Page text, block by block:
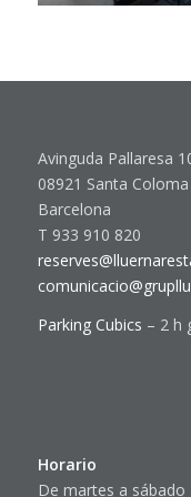
Avinguda Pallaresa
08921 Santa
Barcelona
T 933 910 820
Parking Cubics – 2 h
Horario
De martes a sábado